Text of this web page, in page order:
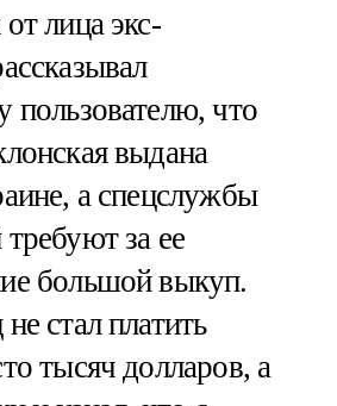
лица экс-
пользователю, что
выдана
а спецслужбы
за ее
большой выкуп.
стал платить
тысяч долларов, а